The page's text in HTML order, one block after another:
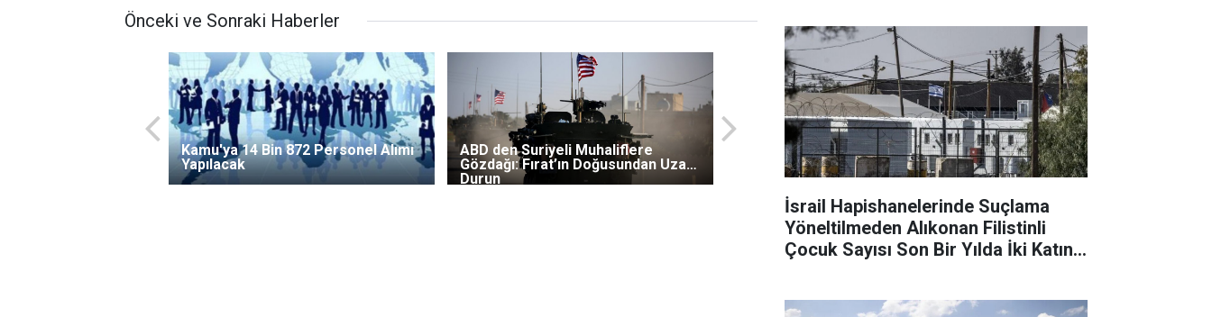
Önceki ve Sonraki Haberler
Kamu'ya 14 Bin 872 Personel Alımı
Yapılacak
ABD den Suriyeli Muhaliflere
Gözdağı: Fırat’ın Doğusundan Uzak
Durun
İsrail Hapishanelerinde Suçlama
Yöneltilmeden Alıkonan Filistinli
Çocuk Sayısı Son Bir Yılda İki Katına